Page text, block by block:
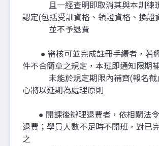
且一經查明即取消其與本訓練
認定(包括受訓資格、領證資格、換證
並不予退費
● 審核可並完成註冊手續者，若
件不合簡章之規定，本班即通知限期
未能於規定期限內補齊(報名截
心將以延期為處理原則
● 開課後辦理退費者，依相關法令
退費；學員人數不足時不開班，對已
之